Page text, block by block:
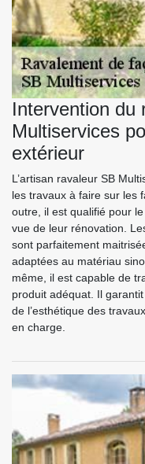
Intervention du
Multiservices
extérieur
L’artisan ravaleur SB
les travaux à faire sur les
outre, il est qualifié pour
vue de leur rénovation.
sont parfaitement
adaptées au matériau
même, il est capable de
produit adéquat. Il
de l’esthétique des
en charge.